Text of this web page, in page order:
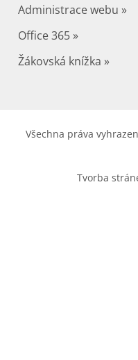
Administrace webu »
Office 365 »
Žákovská knížka »
Tvorba
Všechna práva